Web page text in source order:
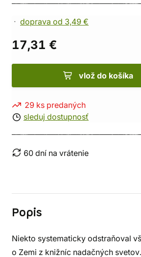
doprava od 3,49 €
17,31 €
vlož do košíka
29 ks predaných
sleduj dostupnosť
60 dní na vrátenie
Popis
Niekto systematicky odstraňoval
o Zemi z knižníc nadačných